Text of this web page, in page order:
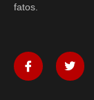
fatos.